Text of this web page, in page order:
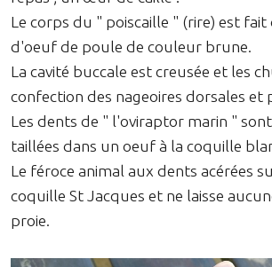
Le corps du " poiscaille " (rire) est
d'oeuf de poule de couleur brune.
La cavité buccale est creusée et les
confection des nageoires dorsales et
Les dents de " l'oviraptor marin "
taillées dans un oeuf à la coquille
Le féroce animal aux dents acérées
coquille St Jacques et ne laisse
proie.